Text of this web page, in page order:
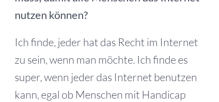
nutzen können?
Ich finde, jeder hat das Recht im Internet
zu sein, wenn man möchte. Ich finde es
super, wenn jeder das Internet benutzen
kann, egal ob Menschen mit Handicap